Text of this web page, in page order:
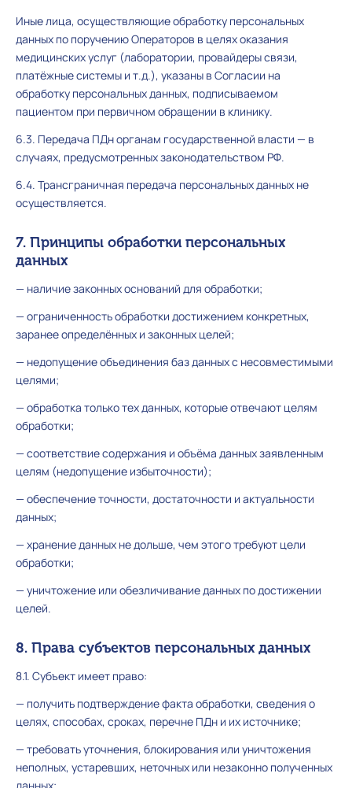
Иные лица, осуществляющие обработку персональных
данных по поручению Операторов в целях оказания
медицинских услуг (лаборатории, провайдеры связи,
платёжные системы и т.д.), указаны в Согласии на
обработку персональных данных, подписываемом
пациентом при первичном обращении в клинику.
6.3. Передача ПДн органам государственной власти — в
случаях, предусмотренных законодательством РФ.
6.4. Трансграничная передача персональных данных не
осуществляется.
7. Принципы обработки персональных
данных
— наличие законных оснований для обработки;
— ограниченность обработки достижением конкретных,
заранее определённых и законных целей;
— недопущение объединения баз данных с несовместимыми
целями;
— обработка только тех данных, которые отвечают целям
обработки;
— соответствие содержания и объёма данных заявленным
целям (недопущение избыточности);
— обеспечение точности, достаточности и актуальности
данных;
— хранение данных не дольше, чем этого требуют цели
обработки;
— уничтожение или обезличивание данных по достижении
целей.
8. Права субъектов персональных данных
8.1. Субъект имеет право:
— получить подтверждение факта обработки, сведения о
целях, способах, сроках, перечне ПДн и их источнике;
— требовать уточнения, блокирования или уничтожения
неполных, устаревших, неточных или незаконно полученных